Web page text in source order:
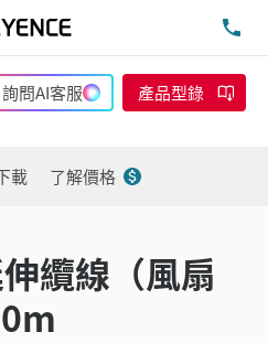
詢問AI客服 產品型錄
載 了解價格
纜線（風扇